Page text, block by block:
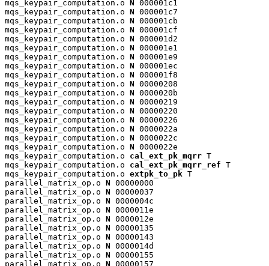
mqs_keypair_computation.o N 000001c1
mqs_keypair_computation.o N 000001c7
mqs_keypair_computation.o N 000001cb
mqs_keypair_computation.o N 000001cf
mqs_keypair_computation.o N 000001d2
mqs_keypair_computation.o N 000001e1
mqs_keypair_computation.o N 000001e9
mqs_keypair_computation.o N 000001ec
mqs_keypair_computation.o N 000001f8
mqs_keypair_computation.o N 00000208
mqs_keypair_computation.o N 0000020b
mqs_keypair_computation.o N 00000219
mqs_keypair_computation.o N 00000220
mqs_keypair_computation.o N 00000226
mqs_keypair_computation.o N 0000022a
mqs_keypair_computation.o N 0000022c
mqs_keypair_computation.o N 0000022e
mqs_keypair_computation.o cal_ext_pk_mqrr T
mqs_keypair_computation.o cal_ext_pk_mqrr_ref T
mqs_keypair_computation.o extpk_to_pk T
parallel_matrix_op.o N 00000000
parallel_matrix_op.o N 00000037
parallel_matrix_op.o N 0000004c
parallel_matrix_op.o N 0000011e
parallel_matrix_op.o N 0000012e
parallel_matrix_op.o N 00000135
parallel_matrix_op.o N 00000143
parallel_matrix_op.o N 0000014d
parallel_matrix_op.o N 00000155
parallel_matrix_op.o N 00000157